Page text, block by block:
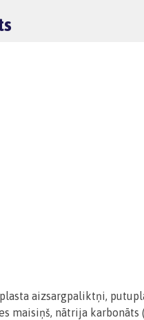
aizsargpaliktņi,
maisiņš, nātrija karbonāts